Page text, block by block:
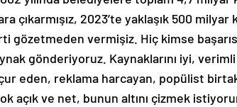
çıkarmışız, 2023’te yaklaşık 500
gözetmeden vermişiz. Hiç kimse
gönderiyoruz. Kaynaklarını iyi,
eden, reklama harcayan, popülist
açık ve net, bunun altını çizmek